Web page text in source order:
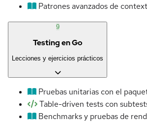
Patrones avanzados de context
9
Testing en Go
Lecciones y ejercicios prácticos
Pruebas unitarias con el
Table-driven tests con
Benchmarks y pruebas de